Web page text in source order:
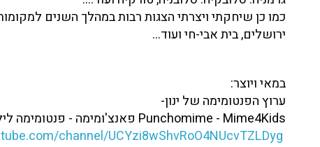
כמו כן שיחקתי ויצרתי הצגות רבות במהלך השנים
ירושלים, בית אבי-חי ועוד...
במאי ויוצר:
ערוץ הפנטומימה של ינון-
Punchomime - Mime4Kids פאנצ'ומימה - פנטומימה לילדים
channel/UCYzi8wShvRoO4NUcvTZLDyg